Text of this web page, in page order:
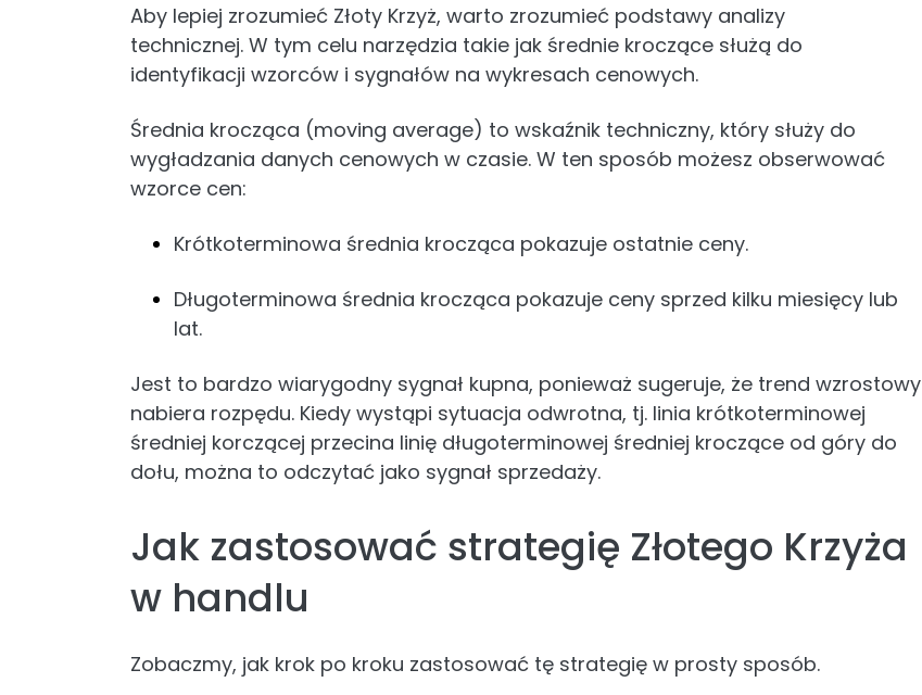
Aby lepiej zrozumieć Złoty Krzyż, warto zrozumieć podstawy analizy
technicznej. W tym celu narzędzia takie jak średnie kroczące służą do
identyfikacji wzorców i sygnałów na wykresach cenowych.
Średnia krocząca (moving average) to wskaźnik techniczny, który służy do
wygładzania danych cenowych w czasie. W ten sposób możesz obserwować
wzorce cen:
Krótkoterminowa średnia krocząca pokazuje ostatnie ceny.
Długoterminowa średnia krocząca pokazuje ceny sprzed kilku miesięcy lub
lat.
Jest to bardzo wiarygodny sygnał kupna, ponieważ sugeruje, że trend wzrostowy
nabiera rozpędu. Kiedy wystąpi sytuacja odwrotna, tj. linia krótkoterminowej
średniej korczącej przecina linię długoterminowej średniej kroczące od góry do
dołu, można to odczytać jako sygnał sprzedaży.
Jak zastosować strategię Złotego Krzyża
w handlu
Zobaczmy, jak krok po kroku zastosować tę strategię w prosty sposób.